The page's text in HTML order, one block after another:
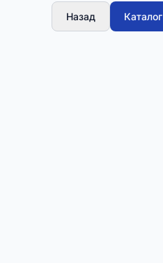
Назад Каталог